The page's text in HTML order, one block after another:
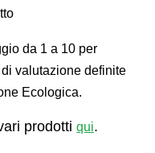
da 1 a 10 per
valutazione definite
Ecologica.
prodottiqui.